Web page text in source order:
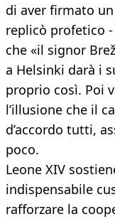
di aver firmato
replicò profetico
che «il signor
a Helsinki darà i
proprio così. Poi
l’illusione che il
d’accordo tutti,
poco.
Leone XIV
indispensabile
rafforzare la